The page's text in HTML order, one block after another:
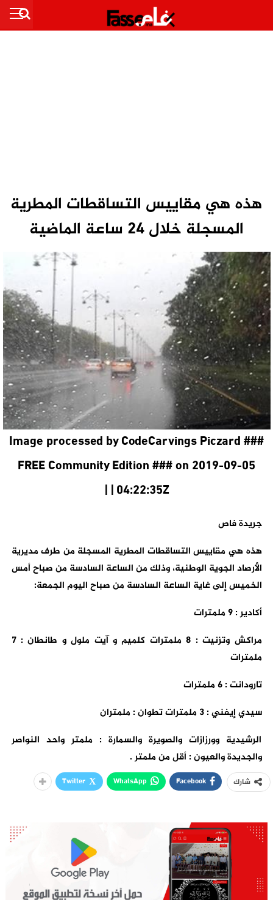
هذه هي مقاييس التساقطات المطرية
المسجلة خلال 24 ساعة الماضية
Image processed by CodeCarvings Piczard ###
FREE Community Edition ### on 2019-09-05
04:22:35Z | |
جريدة فاص
هذه هي مقاييس التساقطات المطرية المسجلة من طرف مديرية
الأرصاد الجوية الوطنية، وذلك من الساعة السادسة من صباح أمس
الخميس إلى غاية الساعة السادسة من صباح اليوم الجمعة:
أكادير : 9 ملمترات
مراكش وتزنيت : 8 ملمترات كلميم و آيت ملول و طانطان : 7
ملمترات
تارودانت : 6 ملمترات
سيدي إيفني : 3 ملمترات تطوان : ملمتران
الرشيدية وورزازات والصويرة والسمارة : ملمتر واحد النواصر
والجديدة والعيون : أقل من ملمتر .
شارك Facebook
WhatsApp
Twitter